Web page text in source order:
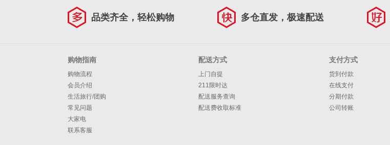
品类齐全，轻松购物 多仓直发，极速配送
购物指南
购物流程
会员介绍
生活旅行/团购
常见问题
大家电
联系客服
配送方式
上门自提
211限时达
配送服务查询
配送费收取标准
支付方式
货到付款
在线支付
分期付款
公司转账